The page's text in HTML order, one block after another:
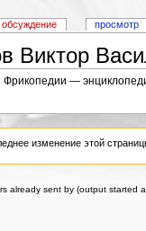
Виктор
Фрикопедии —
обсуждение просмотр
изменение этой
already sent by (output